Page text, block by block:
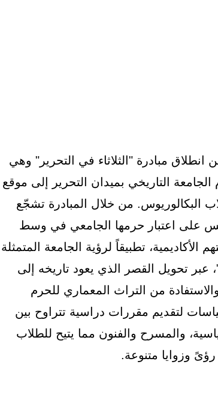
انطلاق مبادرة "الثلاثاء في التحرير" وهي
التاريخي بميدان التحرير إلى موقع
البكالوريوس. من خلال المبادرة تشجّع
على اعتبار حرمها الجامعي في وسط
تطبيقاً لرؤية الجامعة المتمثلة
تحويل القصر الذي يعود تاريخه إلى
والاستفادة من التراث المعماري للحرم
لتقديم مقررات دراسية تتراوح بين
والمسرح والفنون مما يتيح للطلاب
وزوايا متنوعة.